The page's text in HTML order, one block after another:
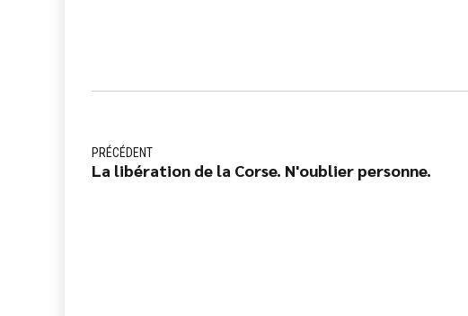
PRÉCÉDENT
La libération de la Corse. N'oublier personne.